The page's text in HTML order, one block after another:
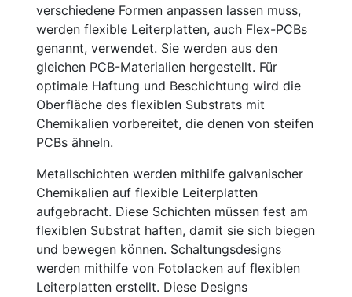
verschiedene Formen anpassen lassen muss,
werden flexible Leiterplatten, auch Flex-PCBs
genannt, verwendet. Sie werden aus den
gleichen PCB-Materialien hergestellt. Für
optimale Haftung und Beschichtung wird die
Oberfläche des flexiblen Substrats mit
Chemikalien vorbereitet, die denen von steifen
PCBs ähneln.
Metallschichten werden mithilfe galvanischer
Chemikalien auf flexible Leiterplatten
aufgebracht. Diese Schichten müssen fest am
flexiblen Substrat haften, damit sie sich biegen
und bewegen können. Schaltungsdesigns
werden mithilfe von Fotolacken auf flexiblen
Leiterplatten erstellt. Diese Designs